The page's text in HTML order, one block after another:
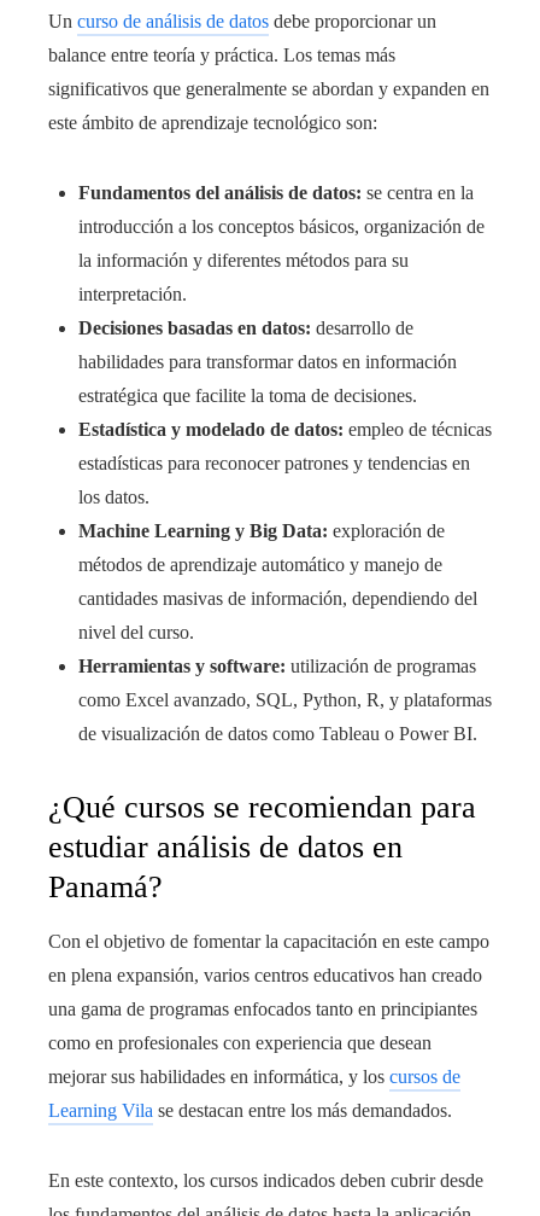
Un curso de análisis de datos debe proporcionar un
balance entre teoría y práctica. Los temas más
significativos que generalmente se abordan y expanden en
este ámbito de aprendizaje tecnológico son:
Fundamentos del análisis de datos: se centra en la
introducción a los conceptos básicos, organización de
la información y diferentes métodos para su
interpretación.
Decisiones basadas en datos: desarrollo de
habilidades para transformar datos en información
estratégica que facilite la toma de decisiones.
Estadística y modelado de datos: empleo de técnicas
estadísticas para reconocer patrones y tendencias en
los datos.
Machine Learning y Big Data: exploración de
métodos de aprendizaje automático y manejo de
cantidades masivas de información, dependiendo del
nivel del curso.
Herramientas y software: utilización de programas
como Excel avanzado, SQL, Python, R, y plataformas
de visualización de datos como Tableau o Power BI.
¿Qué cursos se recomiendan para
estudiar análisis de datos en
Panamá?
Con el objetivo de fomentar la capacitación en este campo
en plena expansión, varios centros educativos han creado
una gama de programas enfocados tanto en principiantes
como en profesionales con experiencia que desean
mejorar sus habilidades en informática, y los cursos de
Learning Vila se destacan entre los más demandados.
En este contexto, los cursos indicados deben cubrir desde